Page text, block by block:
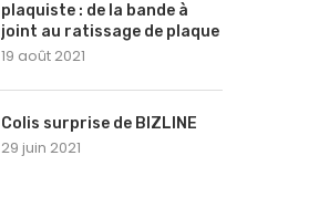
plaquiste : de la bande à
joint au ratissage de plaque
19 août 2021
Colis surprise de BIZLINE
29 juin 2021